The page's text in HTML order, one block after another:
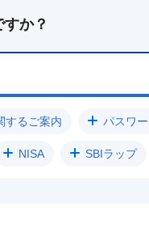
か？
するご案内 パスワ
NISA SBIラップ